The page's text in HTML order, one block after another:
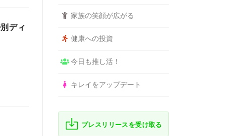
ディ
家族の笑顔が広がる
健康への投資
今日も推し活！
キレイをアップデート
プレスリリースを受け取る